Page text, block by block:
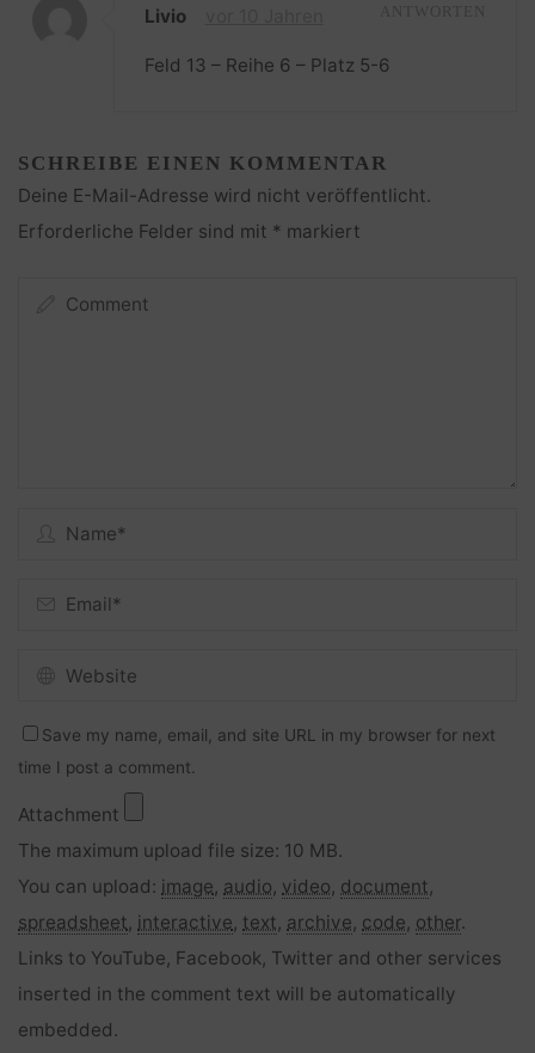
Livio
Feld 13 – Reihe 6 – Platz 5-6
SCHREIBE EINEN KOMMENTAR
Deine E-Mail-Adresse wird nicht veröffentlicht.
Erforderliche Felder sind mit * markiert
Save my name, email, and site URL in my browser for next
time I post a comment.
Attachment
The maximum upload file size: 10 MB.
You can upload: image, audio, video, document,
spreadsheet, interactive, text, archive, code, other.
Links to YouTube, Facebook, Twitter and other services
inserted in the comment text will be automatically
embedded.